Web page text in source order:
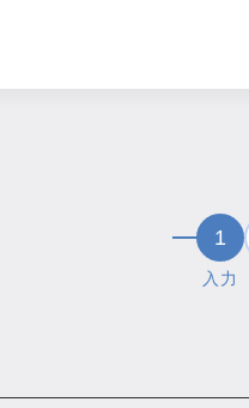
1
入力